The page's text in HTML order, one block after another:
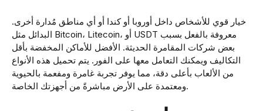
خيار قوي للأشخاص داخل أوروبا أو كندا أو أي مناطق مُدارة أخرى.
البدائل مثل Bitcoin، Litecoin، أو USDT معروفة بالفعل بسبب
بعض شركات المقامرة الحديثة. الأفضل للأماكن المخفضة بأقل
التكاليف ويمكنك التعامل معها على الفور. يتم تحميل هذه الأنواع
من الألعاب بأعلى دقة، مما يوفر تجربة غامرة ومفعمة بالحيوية
ومعتمدة على الأرض مباشرةً من أجهزتك الخاصة.